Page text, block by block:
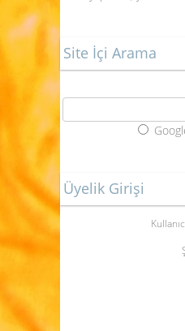
Site İçi Arama
Üyelik Girişi